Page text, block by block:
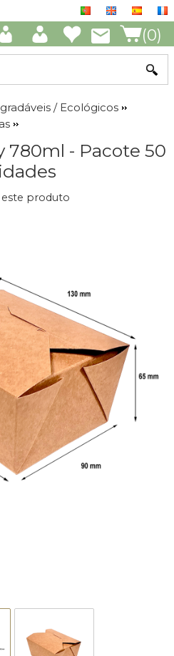
(0)
/ Ecológicos
780ml - Pacote 50
este produto